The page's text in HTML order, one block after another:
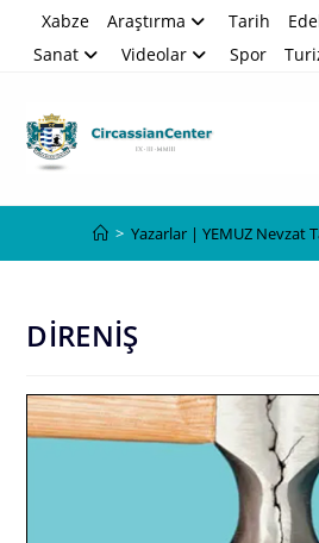
Xabze Araştırma Tarih
Sanat
Videolar Spor
> Yazarlar | YEMUZ Nevzat
DİRENİŞ